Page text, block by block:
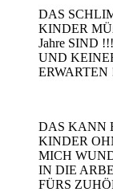
DAS
KINDER
Jahre SIND
UND
DAS KANN
KINDER
MICH
IN DIE
FÜRS